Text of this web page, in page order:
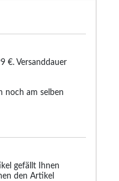
€. Versanddauer
noch am selben
gefällt Ihnen
den Artikel
Schwarz